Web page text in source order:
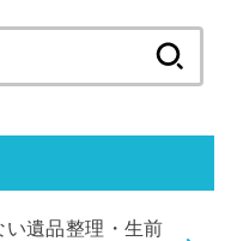
遺品整理・生前